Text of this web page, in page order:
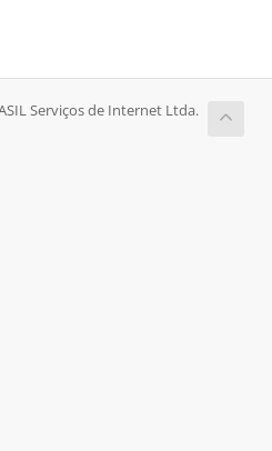
Serviços de Internet Ltda.